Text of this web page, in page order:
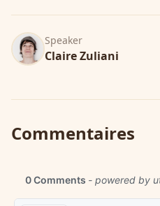
Speaker
Claire Zuliani
Commentaires